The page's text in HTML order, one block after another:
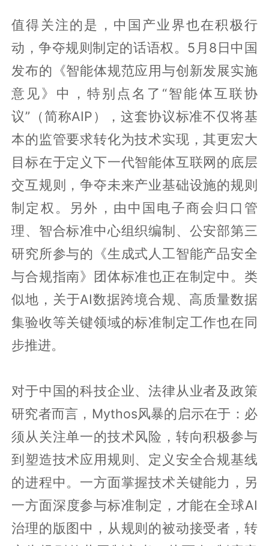
值得关注的是，中国产业界也在积极行
动，争夺规则制定的话语权。5月8日中国
发布的《智能体规范应用与创新发展实施
意见》中，特别点名了“智能体互联协
议”（简称AIP），这套协议标准不仅将基
本的监管要求转化为技术实现，其更宏大
目标在于定义下一代智能体互联网的底层
交互规则，争夺未来产业基础设施的规则
制定权。另外，由中国电子商会归口管
理、智合标准中心组织编制、公安部第三
研究所参与的《生成式人工智能产品安全
与合规指南》团体标准也正在制定中。类
似地，关于AI数据跨境合规、高质量数据
集验收等关键领域的标准制定工作也在同
步推进。
对于中国的科技企业、法律从业者及政策
研究者而言，Mythos风暴的启示在于：必
须从关注单一的技术风险，转向积极参与
到塑造技术应用规则、定义安全合规基线
的进程中。一方面掌握技术关键能力，另
一方面深度参与标准制定，才能在全球AI
治理的版图中，从规则的被动接受者，转